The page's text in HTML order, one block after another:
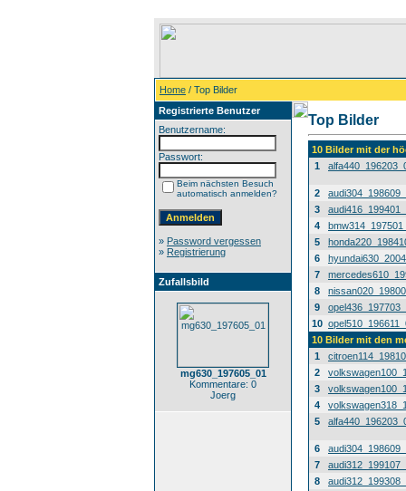
Home / Top Bilder
Registrierte Benutzer
Benutzername:
Passwort:
Beim nächsten Besuch
automatisch anmelden?
» Password vergessen
» Registrierung
Zufallsbild
mg630_197605_01
Kommentare: 0
Joerg
Top Bilder
10 Bilder mit der
1
2
3
4
5
6
7
8
9
10
10 Bilder mit den
1
2
3
4
5
6
7
8